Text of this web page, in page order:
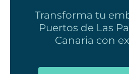
Transforma tu
Puertos de Las
Canaria con